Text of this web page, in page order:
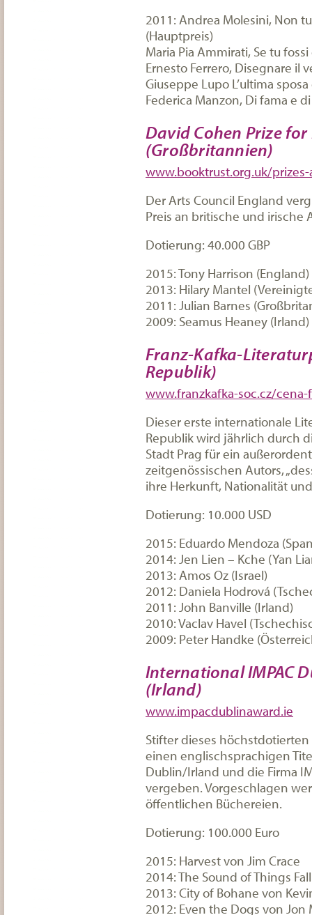
2011: Andrea Molesini, Non
(Hauptpreis)
Maria Pia Ammirati, Se tu
Ernesto Ferrero, Disegnare il
Giuseppe Lupo L’ultima
Federica Manzon, Di fama e
David Cohen Prize
(Großbritannien)
www.booktrust.org.uk/
Der Arts Council England
Preis an britische und irische
Dotierung: 40.000 GBP
2015: Tony Harrison (England)
2013: Hilary Mantel
2011: Julian Barnes
2009: Seamus Heaney (Irland)
Franz-Kafka-
Republik)
www.franzkafka-soc.cz/
Dieser erste internationale
Republik wird jährlich durch
Stadt Prag für ein
zeitgenössischen Autors,
ihre Herkunft, Nationalität
Dotierung: 10.000 USD
2015: Eduardo Mendoza
2014: Jen Lien – Kche (Yan
2013: Amos Oz (Israel)
2012: Daniela Hodrová
2011: John Banville (Irland)
2010: Vaclav Havel
2009: Peter Handke
International IMPAC
(Irland)
www.impacdublinaward.ie
Stifter dieses
einen englischsprachigen
Dublin/Irland und die Firma
vergeben. Vorgeschlagen
öffentlichen Büchereien.
Dotierung: 100.000 Euro
2015: Harvest von Jim Crace
2014: The Sound of Things
2013: City of Bohane von
2012: Even the Dogs von Jon